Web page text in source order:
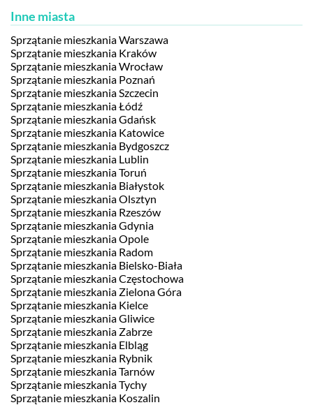
Inne miasta
Sprzątanie mieszkania Warszawa
Sprzątanie mieszkania Kraków
Sprzątanie mieszkania Wrocław
Sprzątanie mieszkania Poznań
Sprzątanie mieszkania Szczecin
Sprzątanie mieszkania Łódź
Sprzątanie mieszkania Gdańsk
Sprzątanie mieszkania Katowice
Sprzątanie mieszkania Bydgoszcz
Sprzątanie mieszkania Lublin
Sprzątanie mieszkania Toruń
Sprzątanie mieszkania Białystok
Sprzątanie mieszkania Olsztyn
Sprzątanie mieszkania Rzeszów
Sprzątanie mieszkania Gdynia
Sprzątanie mieszkania Opole
Sprzątanie mieszkania Radom
Sprzątanie mieszkania Bielsko-Biała
Sprzątanie mieszkania Częstochowa
Sprzątanie mieszkania Zielona Góra
Sprzątanie mieszkania Kielce
Sprzątanie mieszkania Gliwice
Sprzątanie mieszkania Zabrze
Sprzątanie mieszkania Elbląg
Sprzątanie mieszkania Rybnik
Sprzątanie mieszkania Tarnów
Sprzątanie mieszkania Tychy
Sprzątanie mieszkania Koszalin